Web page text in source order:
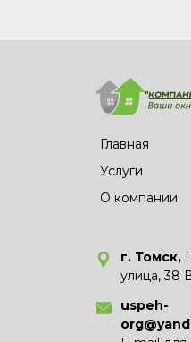
Главная
Услуги
О компании
г. Томск,
улица, 38
uspeh-